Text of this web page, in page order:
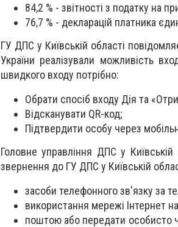
84,2 % - звітності з податку на
76,7 % - декларацій платника
ГУ ДПС у Київській області
України реалізували можливість
швидкого входу потрібно:
Обрати спосіб входу Дія та
Відсканувати QR-код;
Підтвердити особу через
Головне управління ДПС у
звернення до ГУ ДПС у Київській
засоби телефонного зв'язку за
використання мережі Інтернет
поштою або передати особисто